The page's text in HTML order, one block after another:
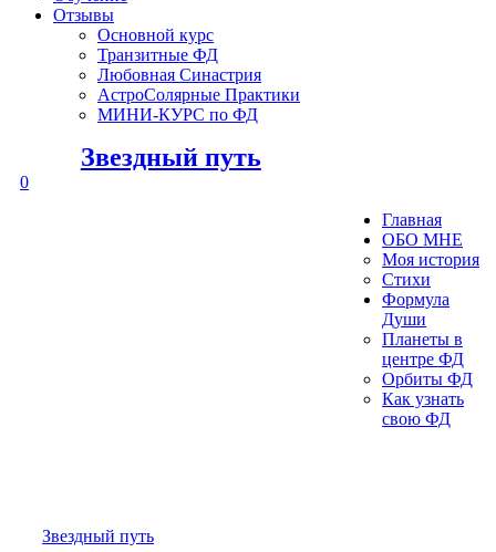
Отзывы
Основной курс
Транзитные ФД
Любовная Синастрия
АстроСолярные Практики
МИНИ-КУРС по ФД
Звездный путь
0
Звездный путь
Главная
ОБО МНЕ
Моя история
Стихи
Формула
Души
Планеты в
центре ФД
Орбиты ФД
Как узнать
свою ФД